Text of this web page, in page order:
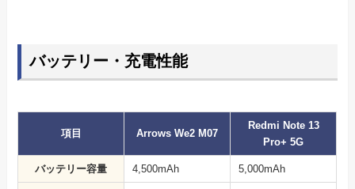
バッテリー・充電性能
項目 Arrows We2 M07
Redmi Note 13
Pro+ 5G
バッテリー容量 4,500mAh 5,000mAh